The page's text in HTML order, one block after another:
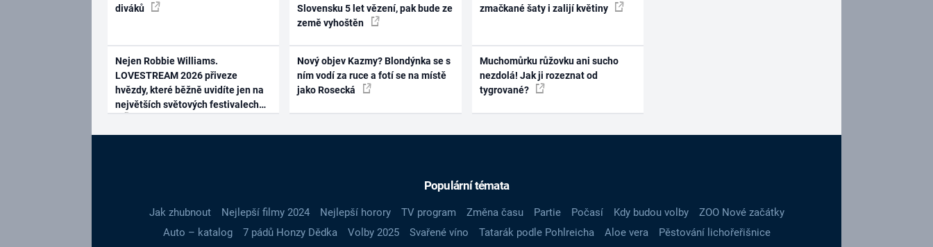
diváků
Nejen Robbie Williams.
LOVESTREAM 2026 přiveze
hvězdy, které běžně uvidíte jen na
největších světových festivalech
Slovensku 5 let vězení, pak bude ze
země vyhoštěn
Nový objev Kazmy? Blondýnka se s
ním vodí za ruce a fotí se na místě
jako Rosecká
zmačkané šaty i zalijí květiny
Muchomůrku růžovku ani sucho
nezdolá! Jak ji rozeznat od
tygrované?
Populární témata
Jak zhubnout Nejlepší filmy 2024 Nejlepší horory TV program Změna času Partie Počasí Kdy budou volby
ZOO Nové začátky
Auto – katalog
7 pádů Honzy Dědka Volby 2025 Svařené víno Tatarák podle Pohlreicha Aloe vera
Pěstování lichořeřišnice